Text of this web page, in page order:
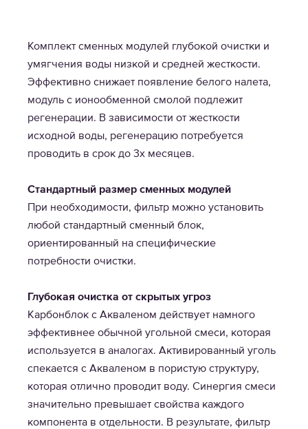
Комплект сменных модулей глубокой очистки и
умягчения воды низкой и средней жесткости.
Эффективно снижает появление белого налета,
модуль с ионообменной смолой подлежит
регенерации. В зависимости от жесткости
исходной воды, регенерацию потребуется
проводить в срок до 3х месяцев.
Стандартный размер сменных модулей
При необходимости, фильтр можно установить
любой стандартный сменный блок,
ориентированный на специфические
потребности очистки.
Глубокая очистка от скрытых угроз
Карбонблок с Акваленом действует намного
эффективнее обычной угольной смеси, которая
используется в аналогах. Активированный уголь
спекается с Акваленом в пористую структуру,
которая отлично проводит воду. Синергия смеси
значительно превышает свойства каждого
компонента в отдельности. В результате, фильтр